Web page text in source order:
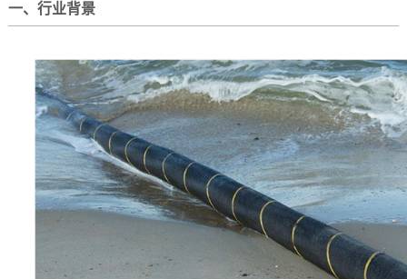
一、行业背景